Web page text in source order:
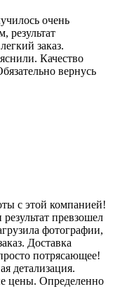
очень
результат
заказ.
Качество
вернусь
с этой компанией!
превзошел
фотографии,
Доставка
потрясающее!
детализация.
цены. Определенно